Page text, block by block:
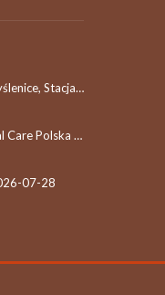
małopolskie / Myślenice, Stacja Dializ
Fresenius Medical Care Polska S.A.
07-28